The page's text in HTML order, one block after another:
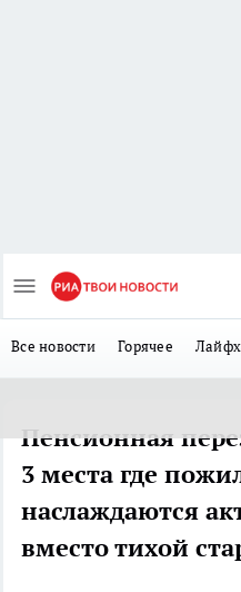
Все новости Горячее
Пенсионная
3 места где
наслаждаются
вместо тихой